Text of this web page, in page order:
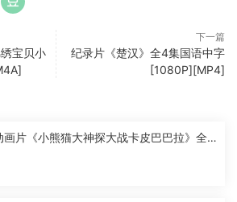
宝贝小
下一篇
纪录片《楚汉》全4集国语中字
[1080P][MP4]
画片《小熊猫大神探大战卡皮巴巴拉》全2